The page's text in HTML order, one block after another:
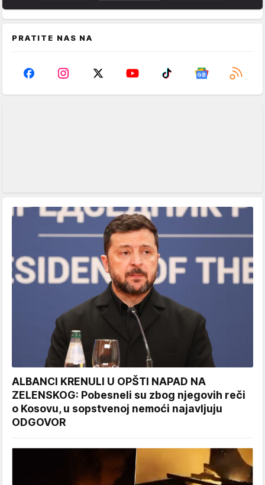
PRATITE NAS NA
ALBANCI KRENULI U OPŠTI NAPAD NA
ZELENSKOG: Pobesneli su zbog njegovih reči
o Kosovu, u sopstvenoj nemoći najavljuju
ODGOVOR